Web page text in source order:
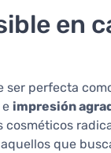
en
ser perfecta
e impresión
que